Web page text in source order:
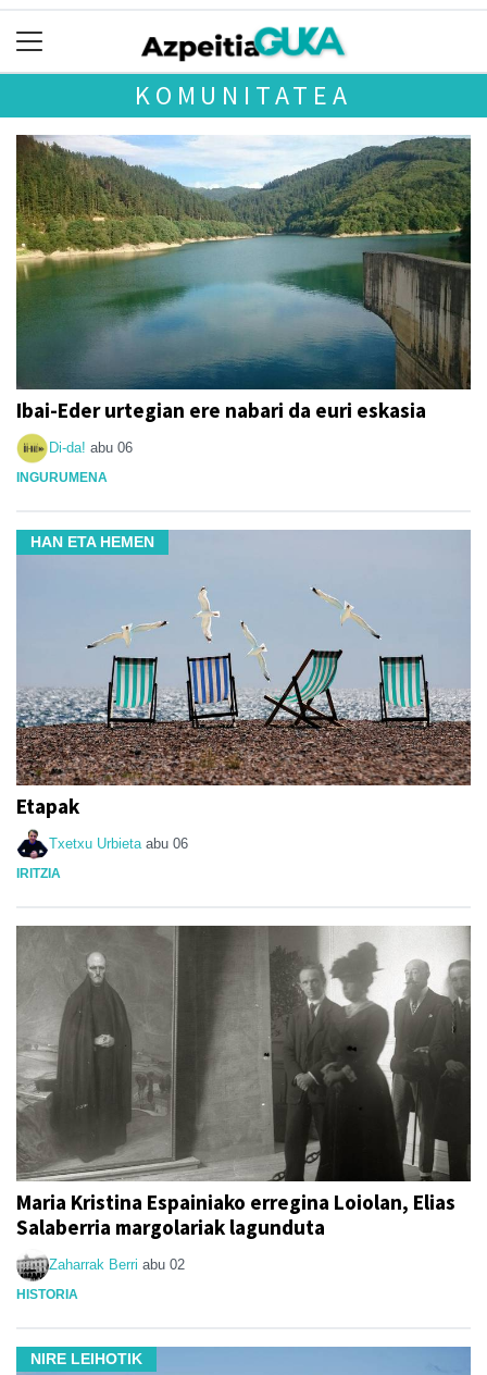
KOMUNITATEA
Ibai-Eder urtegian ere nabari da euri eskasia
Di-da! abu 06
INGURUMENA
HAN ETA HEMEN
Etapak
Txetxu Urbieta abu 06
IRITZIA
Maria Kristina Espainiako erregina Loiolan, Elias
Salaberria margolariak lagunduta
Zaharrak Berri abu 02
HISTORIA
NIRE LEIHOTIK